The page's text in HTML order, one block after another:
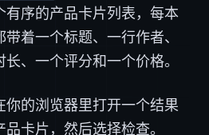
序的产品卡片列表，每本
着一个标题、一行作者、
、一个评分和一个价格。
的浏览器里打开一个结果
卡片，然后选择检查。